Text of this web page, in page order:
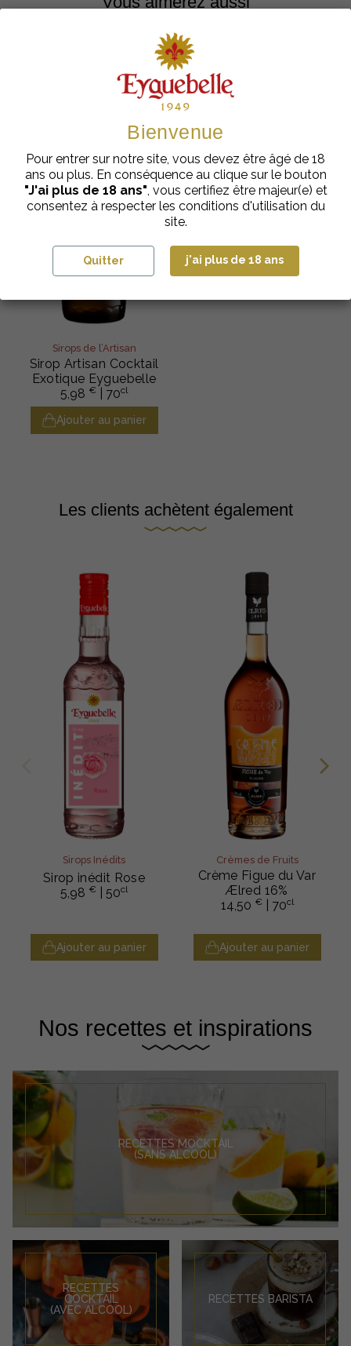
Sirops de l’Artisan
Sirop Artisan Cocktail
Exotique Eyguebelle
5,98 € | 70cl
Ajouter au panier
Les clients achètent également
Sirops Inédits
Sirop inédit Rose
5,98 € | 50cl
Ajouter au panier
Crèmes de Fruits
Crème Figue du Var
Ælred 16%
14,50 € | 70cl
Ajouter au panier
Nos recettes et inspirations
RECETTES MOCKTAIL
(SANS ALCOOL)
RECETTES
COCKTAIL
(AVEC ALCOOL)
RECETTES BARISTA
Bienvenue
Pour entrer sur notre site, vous devez être âgé de 18
ans ou plus. En conséquence au clique sur le bouton
"J'ai plus de 18 ans", vous certifiez être majeur(e) et
consentez à respecter les conditions d'utilisation du
site.
Quitter j'ai plus de 18 ans